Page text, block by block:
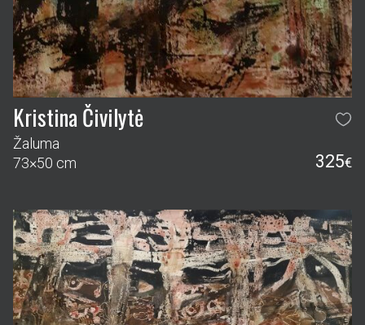
Kristina Čivilytė
Žaluma
73×50 cm
325€